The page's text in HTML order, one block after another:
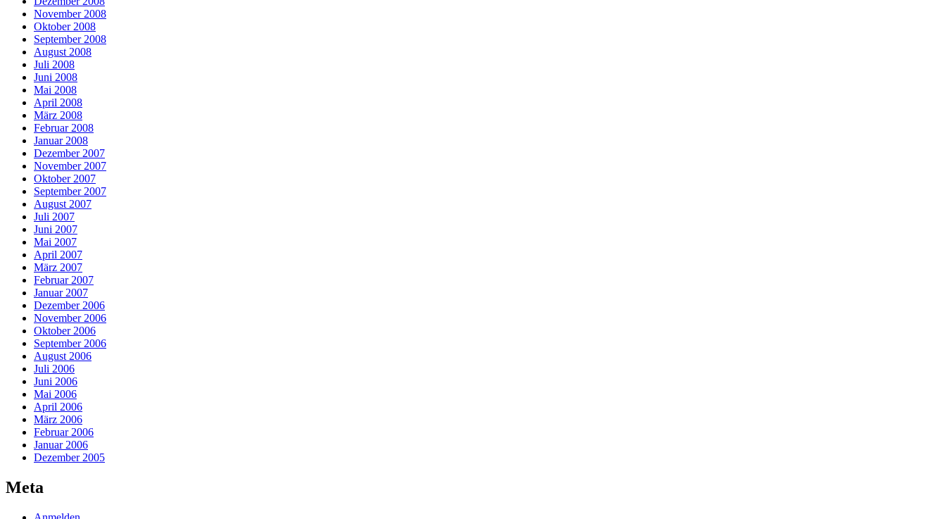
November 2008
Oktober 2008
September 2008
August 2008
Juli 2008
Juni 2008
Mai 2008
April 2008
März 2008
Februar 2008
Januar 2008
Dezember 2007
November 2007
Oktober 2007
September 2007
August 2007
Juli 2007
Juni 2007
Mai 2007
April 2007
März 2007
Februar 2007
Januar 2007
Dezember 2006
November 2006
Oktober 2006
September 2006
August 2006
Juli 2006
Juni 2006
Mai 2006
April 2006
März 2006
Februar 2006
Januar 2006
Dezember 2005
Meta